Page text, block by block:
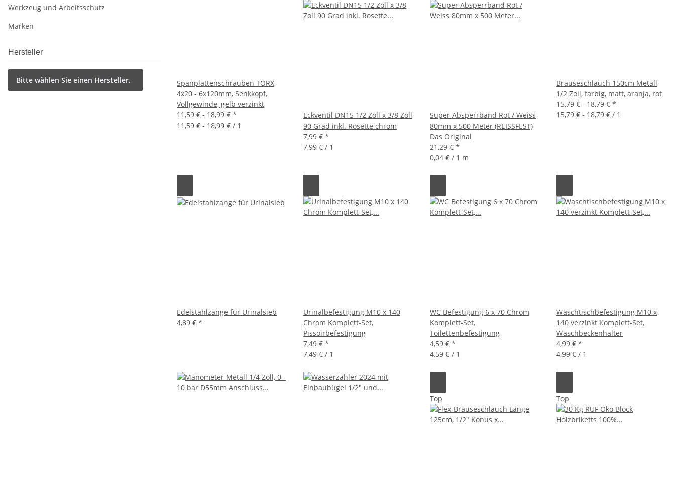
Spanplattenschrauben TORX,
4x20 - 6x120mm, Senkkopf,
Vollgewinde, gelb verzinkt
11,59 € - 18,99 € *
11,59 € - 18,99 € / 1
Eckventil DN15 1/2 Zoll x 3/8 Zoll
90 Grad inkl. Rosette chrom
7,99 € *
7,99 € / 1
Super Absperrband Rot / Weiss
80mm x 500 Meter (REISSFEST)
Das Original
21,29 € *
0,04 € / 1 m
Brauseschlauch 150cm Metall
1/2 Zoll, farbig, matt, aranja, rot
15,79 € - 18,79 € *
15,79 € - 18,79 € / 1
Edelstahlzange für Urinalsieb
4,89 € *
Urinalbefestigung M10 x 140
Chrom Komplett-Set,
Pissoirbefestigung
7,49 € *
7,49 € / 1
WC Befestigung 6 x 70 Chrom
Komplett-Set,
Toilettenbefestigung
4,59 € *
4,59 € / 1
Waschtischbefestigung M10 x
140 verzinkt Komplett-Set,
Waschbeckenhalter
4,99 € *
4,99 € / 1
Top Top
Werkzeug und Arbeitsschutz
Marken
Hersteller
Bitte wählen Sie einen Hersteller.